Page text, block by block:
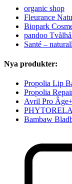
organic shop
Fleurance
Biopark
pandoo
Santé –
Nya produkter:
Propolia Lip
Propolia
Avril Pro
Bambaw